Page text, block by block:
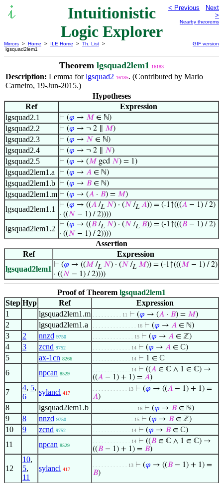
Intuitionistic
Logic Explorer
< Previous
Next
>
Nearby theorems
Mirrors > Home > ILE Home > Th. List >
lgsquad2lem1
GIF version
Theorem lgsquad2lem1 16183
Description: Lemma forlgsquad2 16185. (Contributed by Mario
Carneiro, 19-Jun-2015.)
Hypotheses
Ref
Expression
lgsquad2.1
⊢ (𝜑 → 𝑀 ∈ ℕ)
lgsquad2.2 ⊢ (𝜑 → ¬ 2 ∥ 𝑀)
lgsquad2.3 ⊢ (𝜑 → 𝑁 ∈ ℕ)
lgsquad2.4 ⊢ (𝜑 → ¬ 2 ∥ 𝑁)
lgsquad2.5 ⊢ (𝜑 → (𝑀 gcd 𝑁) = 1)
lgsquad2lem1.a ⊢ (𝜑 → 𝐴 ∈ ℕ)
lgsquad2lem1.b ⊢ (𝜑 → 𝐵 ∈ ℕ)
lgsquad2lem1.m ⊢ (𝜑 → (𝐴 · 𝐵) = 𝑀)
lgsquad2lem1.1 ⊢ (𝜑 → ((𝐴 /L 𝑁) · (𝑁 /L 𝐴)) = (-1↑(((𝐴 − 1) / 2)
· ((𝑁 − 1) / 2))))
lgsquad2lem1.2 ⊢ (𝜑 → ((𝐵 /L 𝑁) · (𝑁 /L 𝐵)) = (-1↑(((𝐵 − 1) / 2)
· ((𝑁 − 1) / 2))))
Assertion
Ref
Expression
lgsquad2lem1 ⊢ (𝜑 → ((𝑀 /L 𝑁) · (𝑁 /L 𝑀)) = (-1↑(((𝑀 − 1) / 2)
· ((𝑁 − 1) / 2))))
Proof of Theorem lgsquad2lem1
Step Hyp Ref
Expression
1
lgsquad2lem1.m . . . . . . . . . . 11 ⊢ (𝜑 → (𝐴 · 𝐵) = 𝑀)
2 lgsquad2lem1.a . . . . . . . . . . . . . . . 16 ⊢ (𝜑 → 𝐴 ∈ ℕ)
3 2 nnzd 9750 . . . . . . . . . . . . . . 15 ⊢ (𝜑 → 𝐴 ∈ ℤ)
4 3 zcnd 9752 . . . . . . . . . . . . . 14 ⊢ (𝜑 → 𝐴 ∈ ℂ)
5 ax-1cn 8266 . . . . . . . . . . . . . 14 ⊢ 1 ∈ ℂ
6 npcan 8529
. . . . . . . . . . . . . 14 ⊢ ((𝐴 ∈ ℂ ∧ 1 ∈ ℂ) →
((𝐴 − 1) + 1) = 𝐴)
7
4, 5,
6
sylancl 417
. . . . . . . . . . . . 13 ⊢ (𝜑 → ((𝐴 − 1) + 1) =
𝐴)
8 lgsquad2lem1.b . . . . . . . . . . . . . . . 16 ⊢ (𝜑 → 𝐵 ∈ ℕ)
9 8 nnzd 9750 . . . . . . . . . . . . . . 15 ⊢ (𝜑 → 𝐵 ∈ ℤ)
10 9 zcnd 9752 . . . . . . . . . . . . . 14 ⊢ (𝜑 → 𝐵 ∈ ℂ)
11 npcan 8529
. . . . . . . . . . . . . 14 ⊢ ((𝐵 ∈ ℂ ∧ 1 ∈ ℂ) →
((𝐵 − 1) + 1) = 𝐵)
12
10,
5,
11
sylancl 417
. . . . . . . . . . . . 13 ⊢ (𝜑 → ((𝐵 − 1) + 1) =
𝐵)